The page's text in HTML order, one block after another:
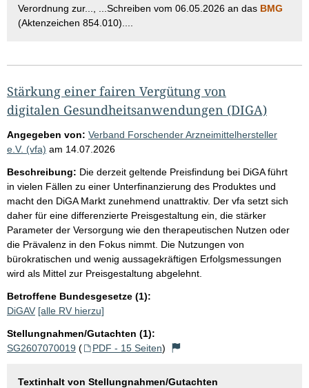
Verordnung zur..., ...Schreiben vom 06.05.2026 an das BMG
(Aktenzeichen 854.010)....
Stärkung einer fairen Vergütung von
digitalen Gesundheitsanwendungen (DIGA)
Angegeben von: Verband Forschender Arzneimittelhersteller
e.V. (vfa) am 14.07.2026
Beschreibung: Die derzeit geltende Preisfindung bei DiGA führt
in vielen Fällen zu einer Unterfinanzierung des Produktes und
macht den DiGA Markt zunehmend unattraktiv. Der vfa setzt sich
daher für eine differenzierte Preisgestaltung ein, die stärker
Parameter der Versorgung wie den therapeutischen Nutzen oder
die Prävalenz in den Fokus nimmt. Die Nutzungen von
bürokratischen und wenig aussagekräftigen Erfolgsmessungen
wird als Mittel zur Preisgestaltung abgelehnt.
Betroffene Bundesgesetze (1):
DiGAV [alle RV hierzu]
Stellungnahmen/Gutachten (1):
SG2607070019 ( PDF - 15 Seiten)
Textinhalt von Stellungnahmen/Gutachten